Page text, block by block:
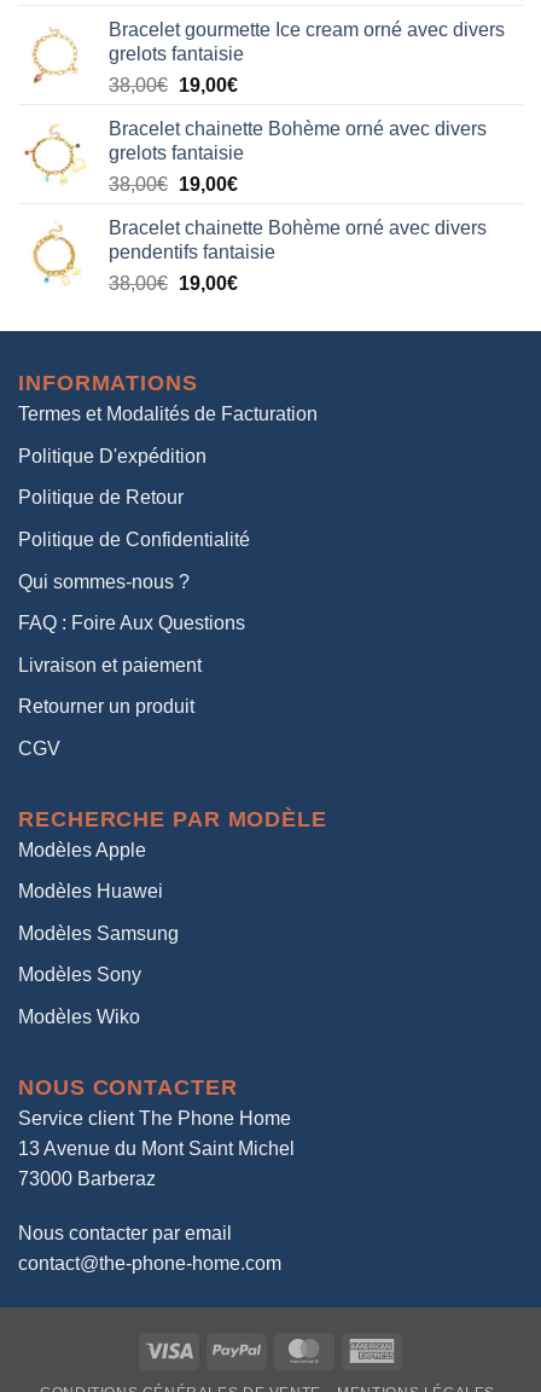
initial
était :
38,00€.
actuel
est :
19,00€.
Bracelet gourmette Ice cream orné avec divers
grelots fantaisie
38,00€ Le
initial
était :
38,00€.
19,00€Le
actuel
est :
19,00€.
Bracelet chainette Bohème orné avec divers
grelots fantaisie
38,00€ Le
initial
était :
38,00€.
19,00€Le
actuel
est :
19,00€.
Bracelet chainette Bohème orné avec divers
pendentifs fantaisie
38,00€ Le
initial
38,00€.
19,00€Le
actuel
INFORMATIONS
Termes et Modalités de Facturation
Politique D'expédition
Politique de Retour
Politique de Confidentialité
Qui sommes-nous ?
FAQ : Foire Aux Questions
Livraison et paiement
Retourner un produit
CGV
RECHERCHE PAR MODÈLE
Modèles Apple
Modèles Huawei
Modèles Samsung
Modèles Sony
Modèles Wiko
NOUS CONTACTER
Service client The Phone Home
13 Avenue du Mont Saint Michel
73000 Barberaz
Nous contacter par email
contact@the-phone-home.com
Visa PayPal MasterCard